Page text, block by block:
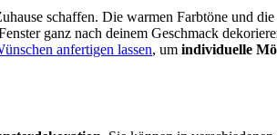
schaffen. Die warmen Farbtöne und
ganz nach deinem Geschmack
anfertigen lassen, um individuelle